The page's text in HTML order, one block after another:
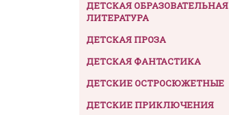
ДЕТСКАЯ ОБРАЗОВАТЕЛЬНАЯ
ЛИТЕРАТУРА
ДЕТСКАЯ ПРОЗА
ДЕТСКАЯ ФАНТАСТИКА
ДЕТСКИЕ ОСТРОСЮЖЕТНЫЕ
ДЕТСКИЕ ПРИКЛЮЧЕНИЯ